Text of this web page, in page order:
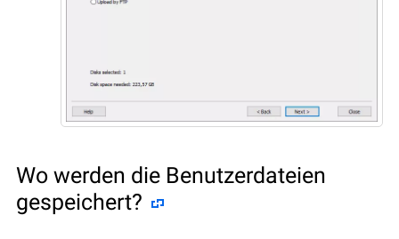
Wo werden die Benutzerdateien
gespeichert?